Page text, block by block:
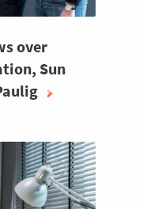
over
Sun